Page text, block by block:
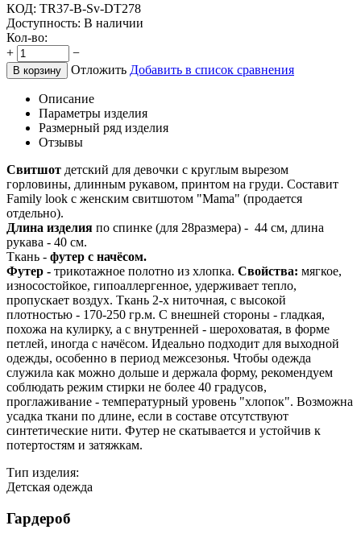
КОД: TR37-B-Sv-DT278
Доступность: В наличии
Кол-во:
+
−
В корзину Отложить Добавить в список сравнения
Описание
Параметры изделия
Размерный ряд изделия
Отзывы
Свитшот детский для девочки с круглым вырезом
горловины, длинным рукавом, принтом на груди. Составит
Family look с женским свитшотом "Mama" (продается
отдельно).
Длина изделия по спинке (для 28размера) - 44 см, длина
рукава - 40 см.
Ткань - футер с начёсом.
Футер - трикотажное полотно из хлопка. Свойства: мягкое,
износостойкое, гипоаллергенное, удерживает тепло,
пропускает воздух. Ткань 2-х ниточная, с высокой
плотностью - 170-250 гр.м. С внешней стороны - гладкая,
похожа на кулирку, а с внутренней - шероховатая, в форме
петлей, иногда с начёсом. Идеально подходит для выходной
одежды, особенно в период межсезонья. Чтобы одежда
служила как можно дольше и держала форму, рекомендуем
соблюдать режим стирки не более 40 градусов,
проглаживание - температурный уровень "хлопок". Возможна
усадка ткани по длине, если в составе отсутствуют
синтетические нити. Футер не скатывается и устойчив к
потертостям и затяжкам.
Тип изделия:
Детская одежда
Гардероб